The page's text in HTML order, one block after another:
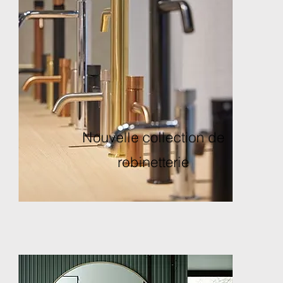
Nouvelle collection de
robinetterie